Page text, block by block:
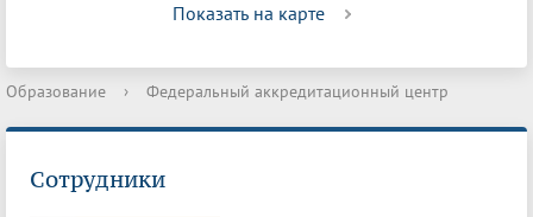
Показать на карте
Образование › Федеральный аккредитационный центр
Сотрудники